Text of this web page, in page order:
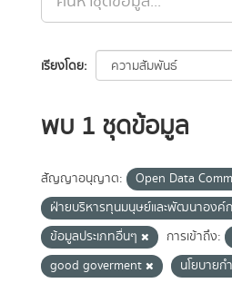
เรียงโดย
พบ 1 ชุดข้อมูล
สัญญาอนุญาต: Open Data
ฝ่ายบริหารทุนมนุษย์และพัฒนาองค์
ข้อมูลประเภทอื่นๆ
การเข้าถึง:
good goverment
นโยบาย